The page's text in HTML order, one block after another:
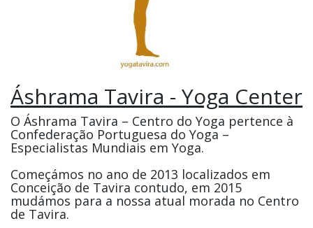
Áshrama Tavira - Yoga Center
O Áshrama Tavira – Centro do Yoga pertence à
Confederação Portuguesa do Yoga –
Especialistas Mundiais em Yoga.
Começámos no ano de 2013 localizados em
Conceição de Tavira contudo, em 2015
mudámos para a nossa atual morada no Centro
de Tavira.